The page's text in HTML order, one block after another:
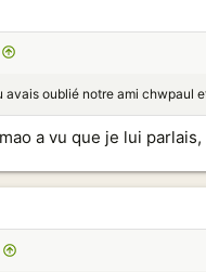
avais oublié notre ami chwpaul
a vu que je lui